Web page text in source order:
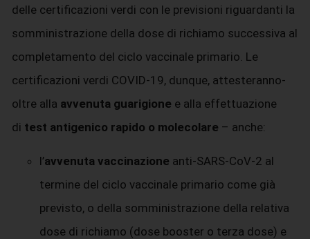
delle certificazioni verdi con le previsioni riguardanti la
somministrazione della dose di richiamo successiva al
completamento del ciclo vaccinale primario. Le
certificazioni verdi COVID-19, dunque, attesteranno-
oltre alla avvenuta guarigione e alla effettuazione
di test antigenico rapido o molecolare – anche:
l’avvenuta vaccinazione anti-SARS-CoV-2 al
termine del ciclo vaccinale primario come già
previsto, o della somministrazione della relativa
dose di richiamo (dose booster o terza dose) e